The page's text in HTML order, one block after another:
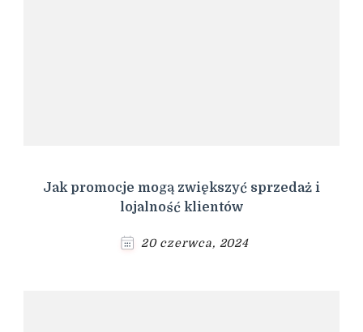
Jak promocje mogą zwiększyć sprzedaż i
lojalność klientów
20 czerwca, 2024